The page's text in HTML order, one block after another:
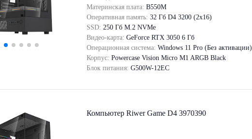
Материнская плата: B550M
Оперативная память: 32 Гб D4 3200 (2x16)
SSD: 250 Гб M.2 NVMe
Видео-карта: GeForce RTX 3050 6 Гб
Операционная система: Windows 11 Pro (Без активации)
Корпус: Powercase Vision Micro M1 ARGB Black
Блок питания: G500W-12EC
Компьютер Riwer Game D4 3970390